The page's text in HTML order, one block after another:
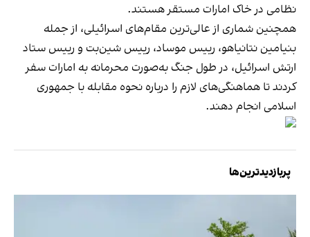
نظامی در خاک امارات مستقر هستند.
همچنین شماری از عالی‌ترین مقام‌های اسرائیلی، از جمله
بنیامین نتانیاهو، رییس موساد، رییس شین‌بت و رییس ستاد
ارتش اسرائیل، در طول جنگ به‌صورت محرمانه به امارات سفر
کردند تا هماهنگی‌های لازم را درباره نحوه مقابله با جمهوری
اسلامی انجام دهند.
پربازدیدترین‌ها